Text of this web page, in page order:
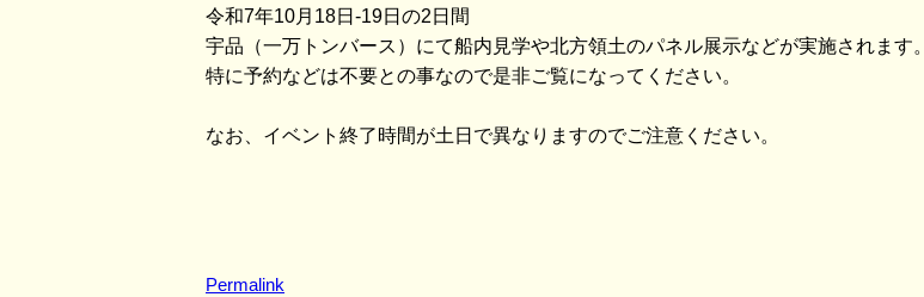
令和7年10月18日-19日の2日間
宇品（一万トンバース）にて船内見学や北方領土のパネル展示などが実施されます。
特に予約などは不要との事なので是非ご覧になってください。
なお、イベント終了時間が土日で異なりますのでご注意ください。
Permalink